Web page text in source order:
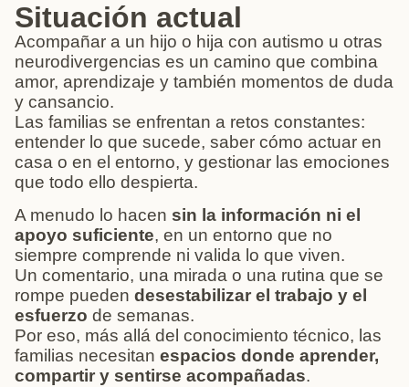
Situación actual
Acompañar a un hijo o hija con autismo u otras
neurodivergencias es un camino que combina
amor, aprendizaje y también momentos de duda
y cansancio.
Las familias se enfrentan a retos constantes:
entender lo que sucede, saber cómo actuar en
casa o en el entorno, y gestionar las emociones
que todo ello despierta.
A menudo lo hacen sin la información ni el
apoyo suficiente, en un entorno que no
siempre comprende ni valida lo que viven.
Un comentario, una mirada o una rutina que se
rompe pueden desestabilizar el trabajo y el
esfuerzo de semanas.
Por eso, más allá del conocimiento técnico, las
familias necesitan espacios donde aprender,
compartir y sentirse acompañadas.